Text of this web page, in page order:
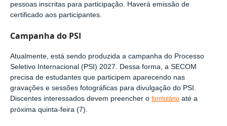
pessoas inscritas para participação. Haverá emissão de
certificado aos participantes.
Campanha do PSI
Atualmente, está sendo produzida a campanha do Processo
Seletivo Internacional (PSI) 2027. Dessa forma, a SECOM
precisa de estudantes que participem aparecendo nas
gravações e sessões fotográficas para divulgação do PSI.
Discentes interessados devem preencher o formulário até a
próxima quinta-feira (7).